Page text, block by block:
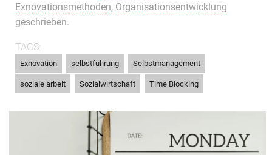
Exnovationsmethoden, Organisationsentwicklung
geschrieben.
TAGS:
Exnovation selbstführung Selbstmanagement
soziale arbeit Sozialwirtschaft Time Blocking